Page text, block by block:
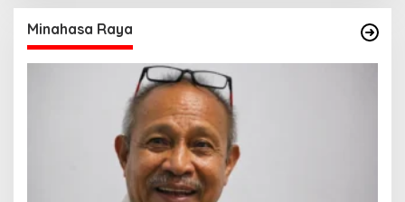
Minahasa Raya